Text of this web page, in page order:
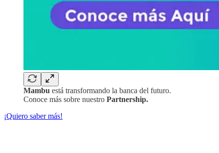
Mambu está transformando la banca del futuro.
Conoce más sobre nuestro Partnership.
¡Quiero saber más!